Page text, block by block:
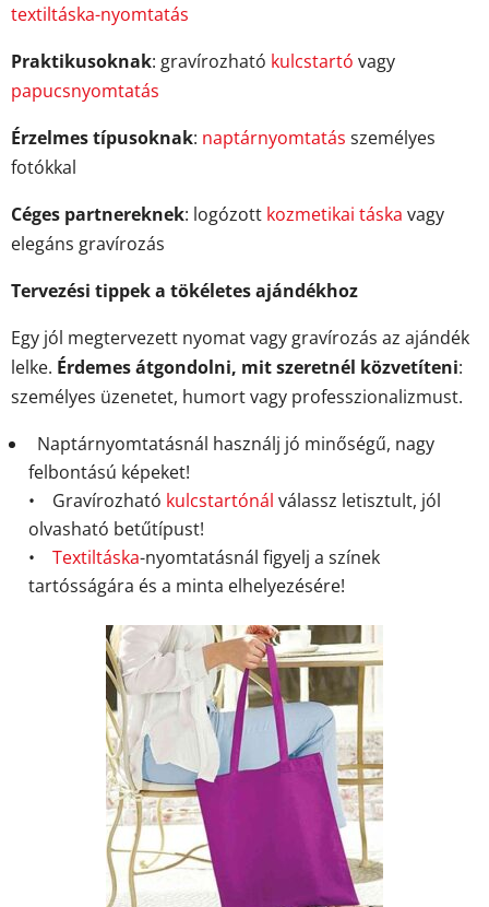
textiltáska-nyomtatás
Praktikusoknak: gravírozható kulcstartó vagy
papucsnyomtatás
Érzelmes típusoknak: naptárnyomtatás személyes
fotókkal
Céges partnereknek: logózott kozmetikai táska vagy
elegáns gravírozás
Tervezési tippek a tökéletes ajándékhoz
Egy jól megtervezett nyomat vagy gravírozás az ajándék
lelke. Érdemes átgondolni, mit szeretnél közvetíteni:
személyes üzenetet, humort vagy professzionalizmust.
Naptárnyomtatásnál használj jó minőségű, nagy
felbontású képeket!
• Gravírozható kulcstartónál válassz letisztult, jól
olvasható betűtípust!
• Textiltáska-nyomtatásnál figyelj a színek
tartósságára és a minta elhelyezésére!